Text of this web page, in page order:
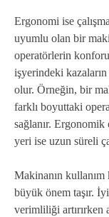
Ergonomi ise
uyumlu olan bir
operatörlerin
işyerindeki kazaların
olur. Örneğin, bir
farklı boyuttaki
sağlanır.
yeri ise uzun süreli
Makinanın
büyük önem taşır.
verimliliği artırırken